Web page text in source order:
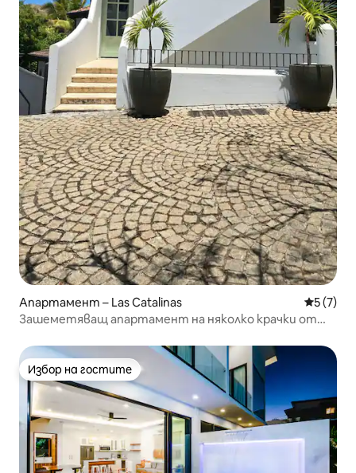
Апартамент – Las Catalinas Средна
5 (7)
Зашеметяващ апартамент на няколко крачки от
Избор на гостите
Избор на гостите